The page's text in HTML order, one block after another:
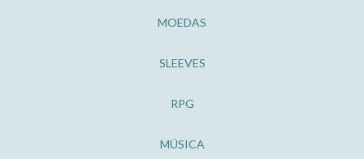
MOEDAS
SLEEVES
RPG
MÚSICA